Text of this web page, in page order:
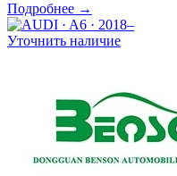
Подробнее →
Уточнить наличие